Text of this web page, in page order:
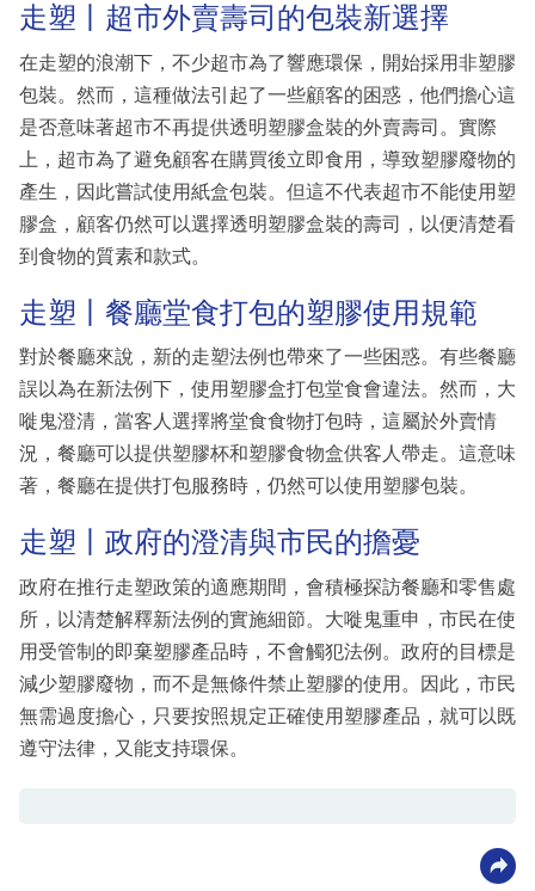
走塑丨超市外賣壽司的包裝新選擇
在走塑的浪潮下，不少超市為了響應環保，開始採用非塑膠
包裝。然而，這種做法引起了一些顧客的困惑，他們擔心這
是否意味著超市不再提供透明塑膠盒裝的外賣壽司。實際
上，超市為了避免顧客在購買後立即食用，導致塑膠廢物的
產生，因此嘗試使用紙盒包裝。但這不代表超市不能使用塑
膠盒，顧客仍然可以選擇透明塑膠盒裝的壽司，以便清楚看
到食物的質素和款式。
走塑丨餐廳堂食打包的塑膠使用規範
對於餐廳來說，新的走塑法例也帶來了一些困惑。有些餐廳
誤以為在新法例下，使用塑膠盒打包堂食會違法。然而，大
嘥鬼澄清，當客人選擇將堂食食物打包時，這屬於外賣情
況，餐廳可以提供塑膠杯和塑膠食物盒供客人帶走。這意味
著，餐廳在提供打包服務時，仍然可以使用塑膠包裝。
走塑丨政府的澄清與市民的擔憂
政府在推行走塑政策的適應期間，會積極探訪餐廳和零售處
所，以清楚解釋新法例的實施細節。大嘥鬼重申，市民在使
用受管制的即棄塑膠產品時，不會觸犯法例。政府的目標是
減少塑膠廢物，而不是無條件禁止塑膠的使用。因此，市民
無需過度擔心，只要按照規定正確使用塑膠產品，就可以既
遵守法律，又能支持環保。